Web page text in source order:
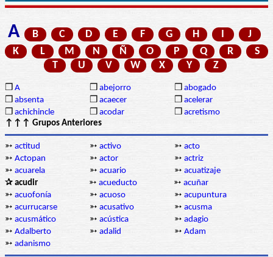
A B C D E F G H I
J
K
L M N Ñ O P Q R
S
T
U V W X Y Z
❒ A ❒ abejorro ❒ abogado
❒ absenta ❒ acaecer ❒ acelerar
❒ achichincle ❒ acodar ❒ acretismo
↑↑↑ Grupos Anteriores
➳ actitud ➳ activo ➳ acto
➳ Actopan ➳ actor ➳ actriz
➳ acuarela ➳ acuario ➳ acuatizaje
✰ acudir
➳ acueducto ➳ acuñar
➳ acuofonía ➳ acuoso ➳ acupuntura
➳ acurrucarse ➳ acusativo ➳ acusma
➳ acusmático ➳ acústica ➳ adagio
➳ Adalberto ➳ adalid ➳ Adam
➳ adanismo